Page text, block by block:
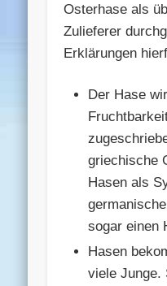
Osterhase als
Zulieferer
Erklärungen
Der Hase
griechische
Hasen als
sogar einen
Hasen
viele Junge.